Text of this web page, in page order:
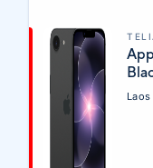
Laos